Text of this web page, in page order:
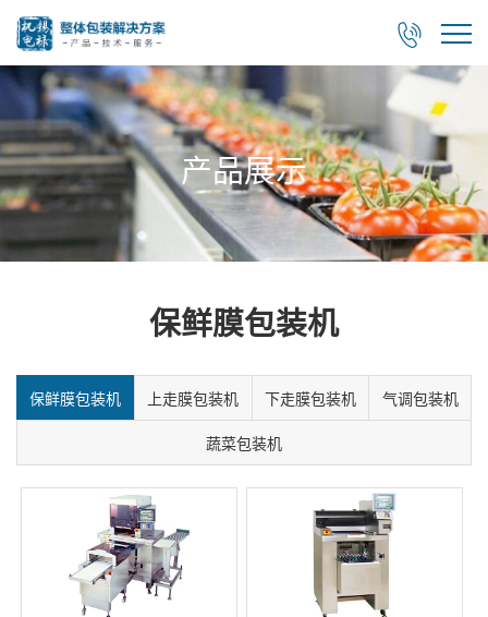

产品展示
保鲜膜包装机
保鲜膜包装机 上走膜包装机 下走膜包装机 气调包装机
蔬菜包装机